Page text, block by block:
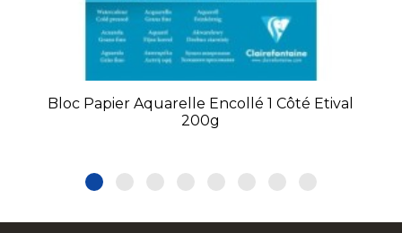
Bloc Papier Aquarelle Encollé 1 Côté Etival
200g